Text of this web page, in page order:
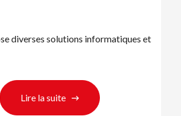
diverses solutions informatiques et
Lire la suite